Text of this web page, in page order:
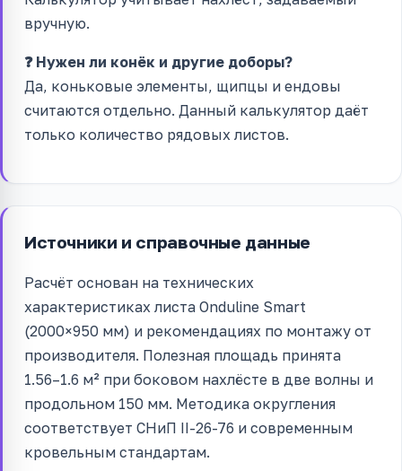
вручную.
❓ Нужен ли конёк и другие доборы?
Да, коньковые элементы, щипцы и ендовы
считаются отдельно. Данный калькулятор даёт
только количество рядовых листов.
Источники и справочные данные
Расчёт основан на технических
характеристиках листа Onduline Smart
(2000×950 мм) и рекомендациях по монтажу от
производителя. Полезная площадь принята
1.56–1.6 м² при боковом нахлёсте в две волны и
продольном 150 мм. Методика округления
соответствует СНиП II-26-76 и современным
кровельным стандартам.